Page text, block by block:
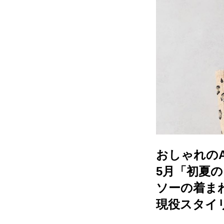
おしゃれ
5月「初夏
ソーの着ま
現役スタイ